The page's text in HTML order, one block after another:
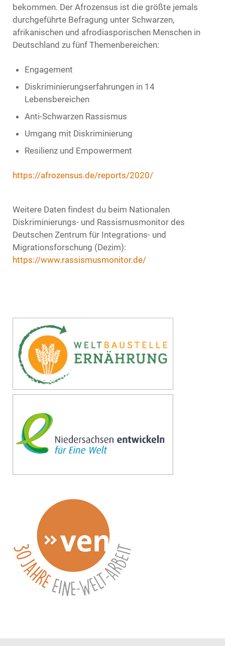
bekommen. Der Afrozensus ist die größte jemals
durchgeführte Befragung unter Schwarzen,
afrikanischen und afrodiasporischen Menschen in
Deutschland zu fünf Themenbereichen:
Engagement
Diskriminierungserfahrungen in 14
Lebensbereichen
Anti-Schwarzen Rassismus
Umgang mit Diskriminierung
Resilienz und Empowerment
https://afrozensus.de/reports/2020/
Weitere Daten findest du beim Nationalen
Diskriminierungs- und Rassismusmonitor des
Deutschen Zentrum für Integrations- und
Migrationsforschung (Dezim):
https://www.rassismusmonitor.de/